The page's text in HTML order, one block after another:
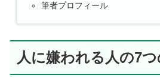
筆者プロフィール
人に嫌われる人の7